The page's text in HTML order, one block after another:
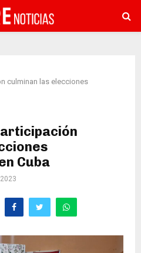
culminan las elecciones
Cuba